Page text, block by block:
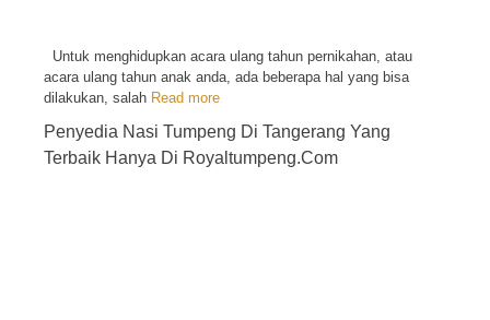
Untuk menghidupkan acara ulang tahun pernikahan, atau
acara ulang tahun anak anda, ada beberapa hal yang bisa
dilakukan, salah Read more
Penyedia Nasi Tumpeng Di Tangerang Yang
Terbaik Hanya Di Royaltumpeng.Com